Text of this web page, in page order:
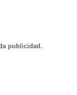
publicidad.